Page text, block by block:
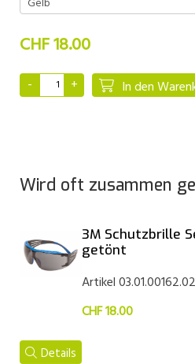
CHF 18.00
In den
Wird oft zusammen
3M Schutzbrille
getönt
Artikel 03.01.00162.02
CHF 18.00
Details